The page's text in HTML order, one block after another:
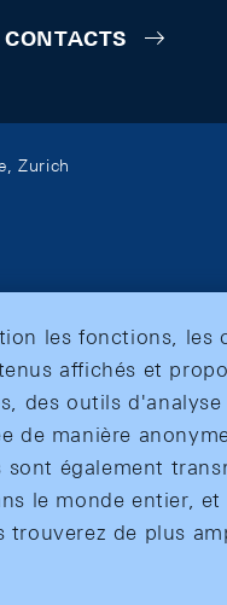
Zurich
les fonctions, les
affichés et
des outils
de manière
sont également
le monde entier,
trouverez de plus